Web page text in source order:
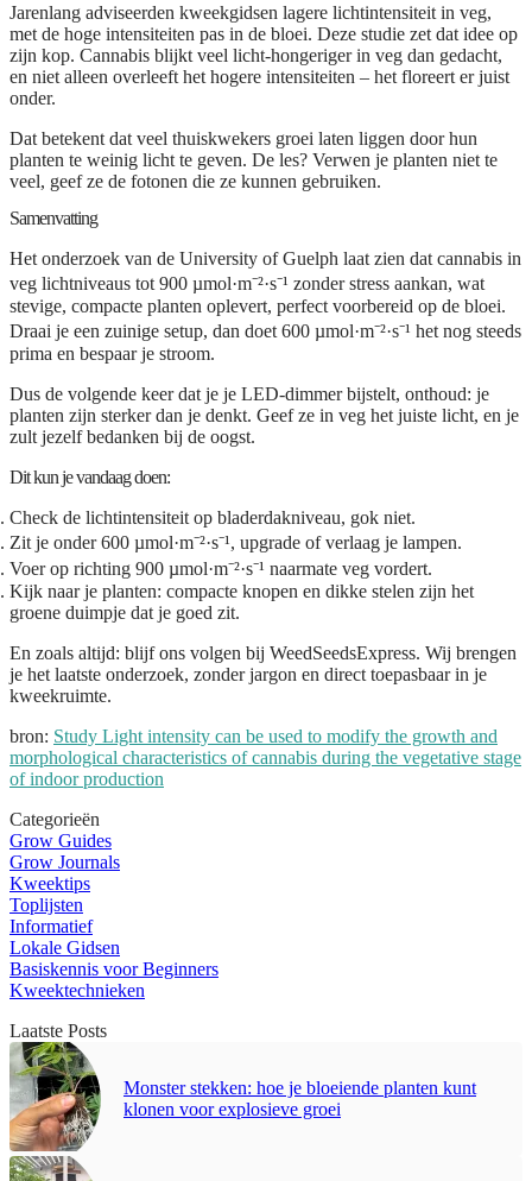
Jarenlang adviseerden kweekgidsen lagere lichtintensiteit in veg,
met de hoge intensiteiten pas in de bloei. Deze studie zet dat idee op
zijn kop. Cannabis blijkt veel licht-hongeriger in veg dan gedacht,
en niet alleen overleeft het hogere intensiteiten – het floreert er juist
onder.
Dat betekent dat veel thuiskwekers groei laten liggen door hun
planten te weinig licht te geven. De les? Verwen je planten niet te
veel, geef ze de fotonen die ze kunnen gebruiken.
Samenvatting
Het onderzoek van de University of Guelph laat zien dat cannabis in
veg lichtniveaus tot 900 µmol·m⁻²·s⁻¹ zonder stress aankan, wat
stevige, compacte planten oplevert, perfect voorbereid op de bloei.
Draai je een zuinige setup, dan doet 600 µmol·m⁻²·s⁻¹ het nog steeds
prima en bespaar je stroom.
Dus de volgende keer dat je je LED-dimmer bijstelt, onthoud: je
planten zijn sterker dan je denkt. Geef ze in veg het juiste licht, en je
zult jezelf bedanken bij de oogst.
Dit kun je vandaag doen:
Check de lichtintensiteit op bladerdakniveau, gok niet.
Zit je onder 600 µmol·m⁻²·s⁻¹, upgrade of verlaag je lampen.
Voer op richting 900 µmol·m⁻²·s⁻¹ naarmate veg vordert.
Kijk naar je planten: compacte knopen en dikke stelen zijn het
groene duimpje dat je goed zit.
En zoals altijd: blijf ons volgen bij WeedSeedsExpress. Wij brengen
je het laatste onderzoek, zonder jargon en direct toepasbaar in je
kweekruimte.
bron: Study Light intensity can be used to modify the growth and
morphological characteristics of cannabis during the vegetative stage
of indoor production
Categorieën
Grow Guides
Grow Journals
Kweektips
Toplijsten
Informatief
Lokale Gidsen
Basiskennis voor Beginners
Kweektechnieken
Laatste Posts
Monster stekken: hoe je bloeiende planten kunt
klonen voor explosieve groei